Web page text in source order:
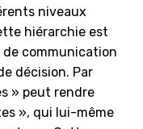
niveaux
hiérarchie est
communication
décision. Par
» peut rendre
», qui lui-même